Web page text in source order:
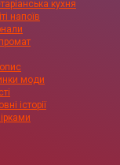
кухня
напоїв
моди
історії